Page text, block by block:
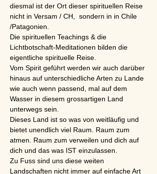
diesmal ist der Ort dieser spirituellen Reise
nicht in Versam / CH,  sondern in in Chile
/Patagonien.
Die spirituellen Teachings & die
Lichtbotschaft-Meditationen bilden die
eigentliche spirituelle Reise.
Vom Spirit geführt werden wir auch darüber
hinaus auf unterschiedliche Arten zu Lande
wie auch wenn passend, mal auf dem
Wasser in diesem grossartigen Land
unterwegs sein.
Dieses Land ist so was von weitläufig und
bietet unendlich viel Raum. Raum zum
atmen. Raum zum verweilen und dich auf
dich und das was IST einzulassen.
Zu Fuss sind uns diese weiten
Landschaften nicht immer auf einfache Art